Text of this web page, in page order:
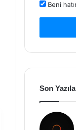
Beni
Son